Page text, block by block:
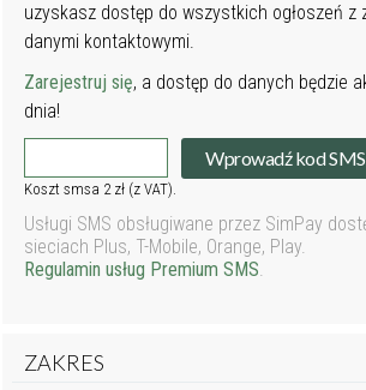
uzyskasz dostęp do wszystkich ogłoszeń z
danymi kontaktowymi.
Zarejestruj się, a dostęp do danych będzie
dnia!
Wprowadź kod SMS
Koszt smsa 2 zł (z VAT).
Usługi SMS obsługiwane przez SimPay
sieciach Plus, T-Mobile, Orange, Play.
Regulamin usług Premium SMS.
ZAKRES